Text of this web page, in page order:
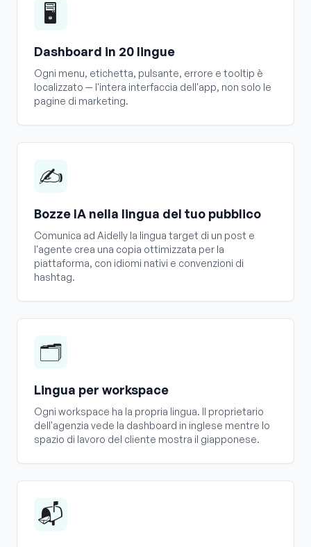
🖥️
Dashboard in 20 lingue
Ogni menu, etichetta, pulsante, errore e tooltip è
localizzato — l'intera interfaccia dell'app, non solo le
pagine di marketing.
✍️
Bozze IA nella lingua del tuo pubblico
Comunica ad Aidelly la lingua target di un post e
l'agente crea una copia ottimizzata per la
piattaforma, con idiomi nativi e convenzioni di
hashtag.
🗂️
Lingua per workspace
Ogni workspace ha la propria lingua. Il proprietario
dell'agenzia vede la dashboard in inglese mentre lo
spazio di lavoro del cliente mostra il giapponese.
📬